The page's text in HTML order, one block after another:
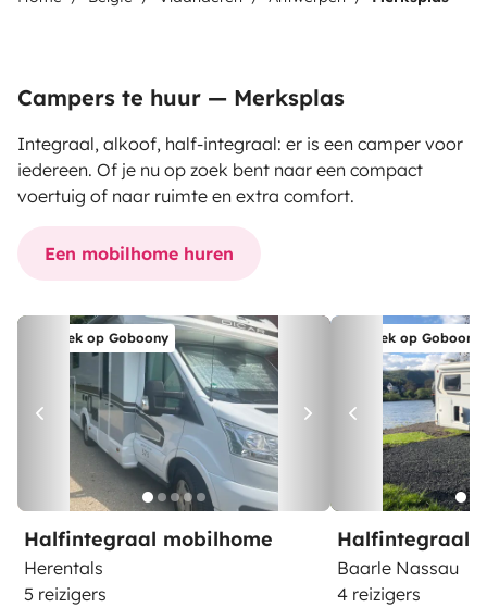
Campers te huur — Merksplas
Integraal, alkoof, half-integraal: er is een camper voor
iedereen. Of je nu op zoek bent naar een compact
voertuig of naar ruimte en extra comfort.
Een mobilhome huren
Boek op Goboony
Halfintegraal mobilhome
Herentals
5 reizigers
Boek op Goboony
Halfintegraal
Baarle Nassau
4 reizigers